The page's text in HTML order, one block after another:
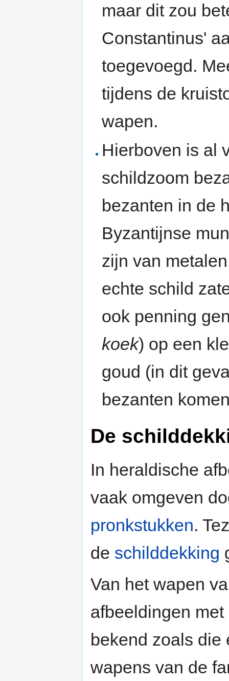
maar dit zou
Constantinus'
toegevoegd.
tijdens de
wapen.
Hierboven is al
schildzoom
bezanten in de
Byzantijnse
zijn van
echte schild
ook penning
koek) op een
goud (in dit
bezanten
De
In heraldische
vaak omgeven
pronkstukken.
de schilddekking
Van het wapen
afbeeldingen
bekend zoals die
wapens van de